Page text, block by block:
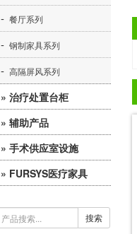
- 餐厅系列
- 钢制家具系列
- 高隔屏风系列
» 治疗处置台柜
- 护士工作台
- 治疗处置柜
- 口腔治疗台
» 辅助产品
- 医疗辅件
- 医养护理
» 手术供应室设施
- 不锈钢器械柜
- 不锈钢无菌存放架
» FURSYS医疗家具
- 门急诊空间
搜索